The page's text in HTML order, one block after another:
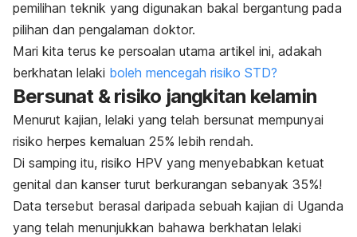
pemilihan teknik yang digunakan bakal bergantung pada
pilihan dan pengalaman doktor.
Mari kita terus ke persoalan utama artikel ini, adakah
berkhatan lelaki boleh mencegah risiko STD?
Bersunat & risiko jangkitan kelamin
Menurut kajian, lelaki yang telah bersunat mempunyai
risiko herpes kemaluan 25% lebih rendah.
Di samping itu, risiko HPV yang menyebabkan ketuat
genital dan kanser turut berkurangan sebanyak 35%!
Data tersebut berasal daripada sebuah kajian di Uganda
yang telah menunjukkan bahawa berkhatan lelaki